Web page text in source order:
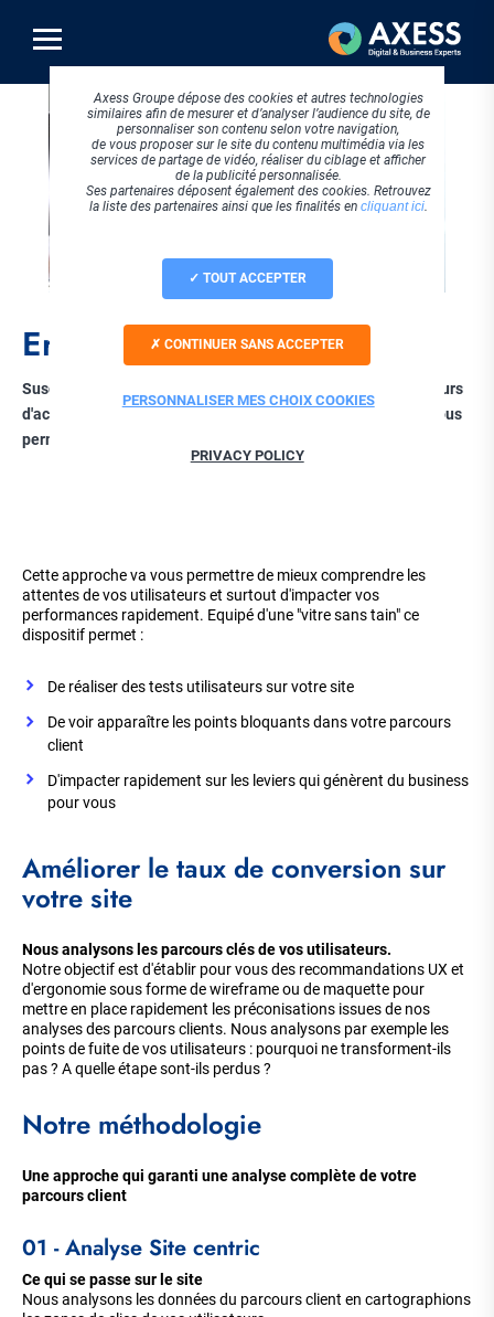
contenu
principal
Ergonomie et performance
Susciter l'intérêt de vos prospects tout au long de leur parcours
d'achat ! Travailler l'ergonomie de votre site ainsi que l'UX vous
permet d'améliorer les performances de votre site actuel.
Cette approche va vous permettre de mieux comprendre les
attentes de vos utilisateurs et surtout d'impacter vos
performances rapidement. Equipé d'une "vitre sans tain" ce
dispositif permet :
De réaliser des tests utilisateurs sur votre site
De voir apparaître les points bloquants dans votre parcours
client
D'impacter rapidement sur les leviers qui génèrent du business
pour vous
Améliorer le taux de conversion sur
votre site
Nous analysons les parcours clés de vos utilisateurs.
Notre objectif est d'établir pour vous des recommandations UX et
d'ergonomie sous forme de wireframe ou de maquette pour
mettre en place rapidement les préconisations issues de nos
analyses des parcours clients. Nous analysons par exemple les
points de fuite de vos utilisateurs : pourquoi ne transforment-ils
pas ? A quelle étape sont-ils perdus ?
Notre méthodologie
Une approche qui garanti une analyse complète de votre
parcours client
01 - Analyse Site centric
Ce qui se passe sur le site
Nous analysons les données du parcours client en cartographions
Axess Groupe dépose des cookies et autres technologies
similaires afin de mesurer et d’analyser l’audience du site, de
personnaliser son contenu selon votre navigation,
de vous proposer sur le site du contenu multimédia via les
services de partage de vidéo, réaliser du ciblage et afficher
de la publicité personnalisée.
Ses partenaires déposent également des cookies. Retrouvez
la liste des partenaires ainsi que les finalités en cliquant ici.
TOUT ACCEPTER
CONTINUER SANS ACCEPTER
PERSONNALISER MES CHOIX COOKIES
PRIVACY POLICY